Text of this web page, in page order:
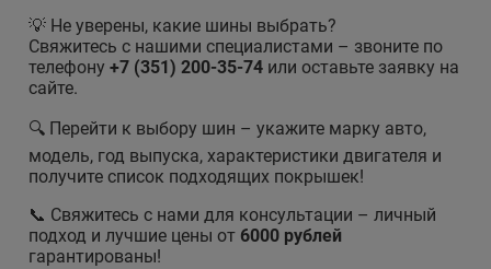
💡 Не уверены, какие шины выбрать?
Свяжитесь с нашими специалистами – звоните по
телефону +7 (351) 200-35-74 или оставьте заявку на
сайте.
🔍 Перейти к выбору шин – укажите марку авто,
модель, год выпуска, характеристики двигателя и
получите список подходящих покрышек!
📞 Свяжитесь с нами для консультации – личный
подход и лучшие цены от 6000 рублей
гарантированы!